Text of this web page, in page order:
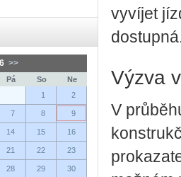
>>
Pá So
Ne
1
2
7 8 9
14 15 16
21 22 23
28 29 30
vyvíjet
Výzva
V